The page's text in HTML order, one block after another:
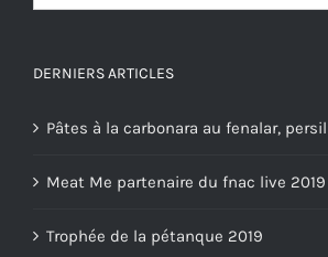
DERNIERS ARTICLES
Pâtes à la carbonara au fenalar,
Meat Me partenaire du fnac live 2019
Trophée de la pétanque 2019